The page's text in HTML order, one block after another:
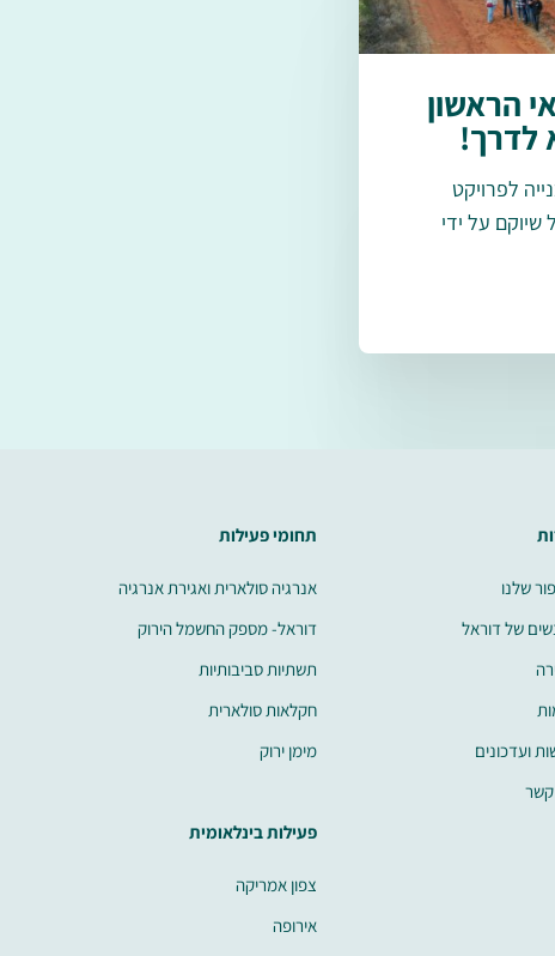
הראשון
לדרך!
לפרויקט
שיוקם על ידי
שלנו
של דוראל
ועדכונים
קשר
תחומי פעילות
אנרגיה סולארית ואגירת אנרגיה
דוראל- מספק החשמל הירוק
תשתיות סביבותיות
חקלאות סולארית
מימן ירוק
פעילות בינלאומית
צפון אמריקה
אירופה